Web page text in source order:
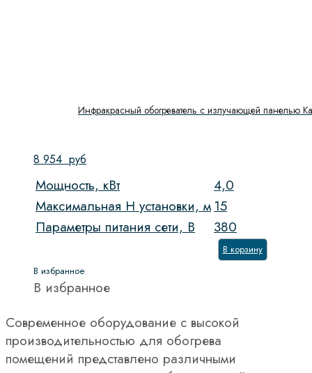
Инфракрасный обогреватель с излучающей панелью
8 954 руб
Мощность, кВт
4,0
Максимальная H установки, м15
Параметры питания сети, В
380
В корзину
В избранное
В избранное
Современное оборудование с высокой
производительностью для обогрева
помещений представлено различными